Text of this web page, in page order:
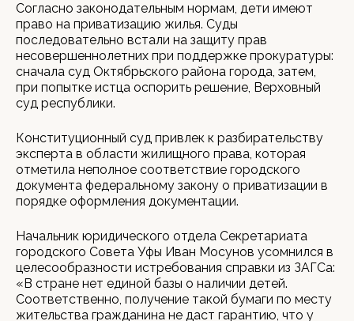
Согласно законодательным нормам, дети имеют
право на приватизацию жилья. Суды
последовательно встали на защиту прав
несовершеннолетних при поддержке прокуратуры:
сначала суд Октябрьского района города, затем,
при попытке истца оспорить решение, Верховный
суд республики.
Конституционный суд привлек к разбирательству
эксперта в области жилищного права, которая
отметила неполное соответствие городского
документа федеральному закону о приватизации в
порядке оформления документации.
Начальник юридического отдела Секретариата
городского Совета Уфы Иван Мосунов усомнился в
целесообразности истребования справки из ЗАГСа:
«В стране нет единой базы о наличии детей.
Соответственно, получение такой бумаги по месту
жительства гражданина не даст гарантию, что у